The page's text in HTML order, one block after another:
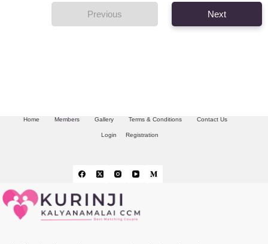
Previous Next
Home Members Gallery Terms & Conditions Contact Us
Login Registration